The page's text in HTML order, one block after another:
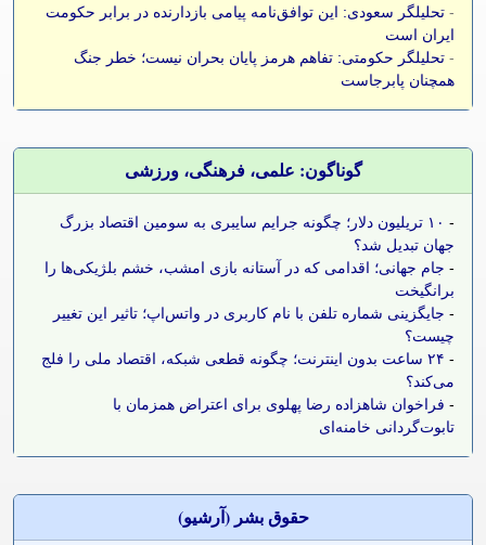
- تحلیلگر سعودی: این توافق‌نامه پیامی بازدارنده در برابر حکومت
ایران است
- تحلیلگر حکومتی: تفاهم هرمز پایان بحران نیست؛ خطر جنگ
همچنان پابرجاست
گوناگون: علمی، فرهنگی، ورزشی
-
۱۰ تریلیون دلار؛ چگونه جرایم سایبری به سومین اقتصاد بزرگ
جهان تبدیل شد؟
- جام جهانی؛ اقدامی که در آستانه بازی امشب، خشم بلژیکی‌ها را
برانگیخت
- جایگزینی شماره تلفن با نام کاربری در واتس‌اپ؛ تاثیر این تغییر
چیست؟
-
۲۴ ساعت بدون اینترنت؛ چگونه قطعی شبکه، اقتصاد ملی را فلج
می‌کند؟
- فراخوان شاهزاده رضا پهلوی برای اعتراض همزمان با
تابوت‌گردانی خامنه‌ای
حقوق بشر (آرشيو)